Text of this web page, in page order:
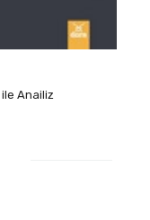
ile Anailiz